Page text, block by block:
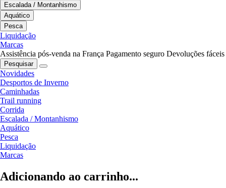
Escalada / Montanhismo
Aquático
Pesca
Liquidação
Marcas
Assistência pós-venda na França Pagamento seguro Devoluções fáceis
Pesquisar
Novidades
Desportos de Inverno
Caminhadas
Trail running
Corrida
Escalada / Montanhismo
Aquático
Pesca
Liquidação
Marcas
Adicionando ao carrinho...